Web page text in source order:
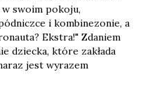
swoim pokoju,
i kombinezonie, a
Ekstra!" Zdaniem
dziecka, które zakłada
jest wyrazem